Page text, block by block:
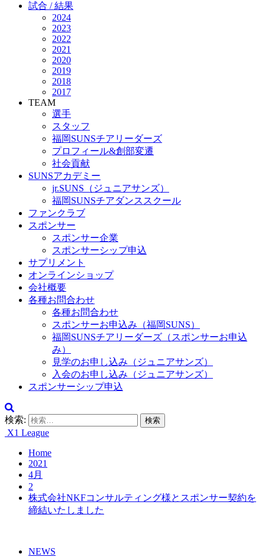
試合 / 結果
2024
2023
2022
2021
2020
2019
2018
2017
TEAM
選手
スタッフ
福岡SUNSチアリーダーズ
プロフィール&創部変遷
社会貢献
SUNSアカデミー
jr.SUNS（ジュニアサンズ）
福岡SUNSチアダンススクール
ファンクラブ
スポンサー
スポンサー企業
スポンサーシップ申込
サプリメント
オンラインショップ
会社概要
各種お問合わせ
各種お問合わせ
スポンサーお申込み（福岡SUNS）
福岡SUNSチアリーダーズ（スポンサーお申込
み）
見学のお申し込み（ジュニアサンズ）
入会のお申し込み（ジュニアサンズ）
スポンサーシップ申込
検索:
X1 League
Home
2021
4月
2
株式会社NKFコンサルティング様とスポンサー契約を
締結いたしました
NEWS